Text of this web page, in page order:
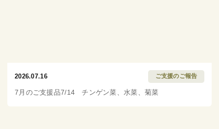
2026.07.16 ご支援のご報告
7月のご支援品7/14 チンゲン菜、水菜、菊菜